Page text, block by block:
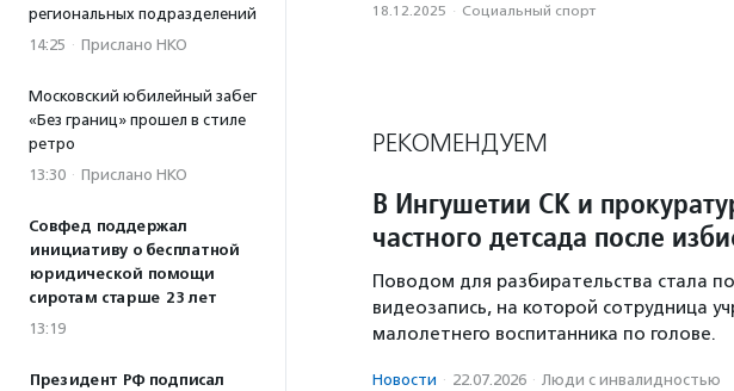
региональных подразделений
14:25 · Прислано НКО
Московский юбилейный забег
«Без границ» прошел в стиле
ретро
13:30 · Прислано НКО
Совфед поддержал
инициативу о бесплатной
юридической помощи
сиротам старше 23 лет
13:19
Президент РФ подписал
18.12.2025 · Социальный спорт
РЕКОМЕНДУЕМ
В Ингушетии СК и
частного детсада после
Поводом для разбирательства стала
видеозапись, на которой сотрудница
малолетнего воспитанника по голове.
Новости · 22.07.2026 · Люди с инвалидностью